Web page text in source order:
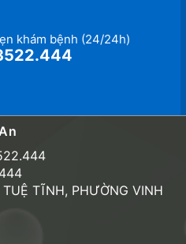
khám bệnh (24/24h)
TĨNH, PHƯỜNG VINH